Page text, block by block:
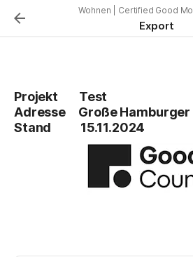
Wohnen | Certified Good
Export
Projekt
Test
Adresse
Große Hamburger
Stand 15.11.2024